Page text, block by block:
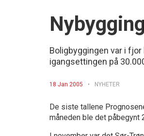
Boligbyggingen var i
igangsettingen på
18 Jan 2005 NYHETER
De siste tallene
måneden ble det påbegynt